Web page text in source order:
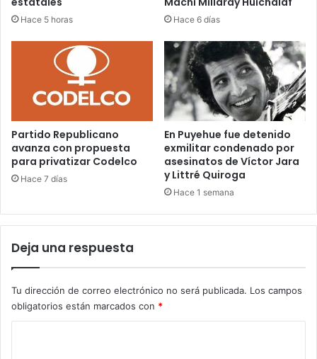
Hace 5 horas Hace 6 días
Partido Republicano
avanza con propuesta
para privatizar Codelco
Hace 7 días
En Puyehue fue detenido
exmilitar condenado por
asesinatos de Víctor Jara
y Littré Quiroga
Hace 1 semana
Deja una respuesta
Tu dirección de correo electrónico no será publicada. Los campos
obligatorios están marcados con *